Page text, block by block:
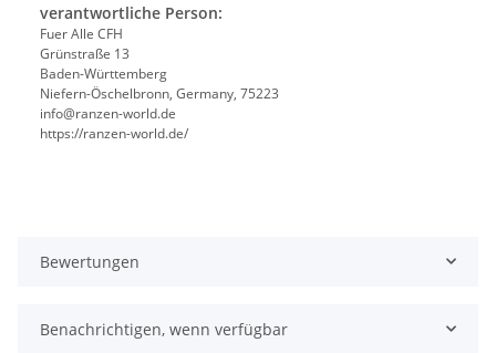
verantwortliche Person:
Fuer Alle CFH
Grünstraße 13
Baden-Württemberg
Niefern-Öschelbronn, Germany, 75223
info@ranzen-world.de
https://ranzen-world.de/
Bewertungen
Benachrichtigen, wenn verfügbar